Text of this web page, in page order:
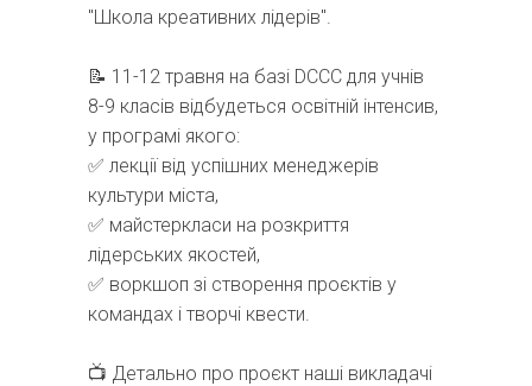
"Школа креативних лідерів".
📝 11-12 травня на базі DCCC для учнів
8-9 класів відбудеться освітній інтенсив,
у програмі якого:
✅ лекції від успішних менеджерів
культури міста,
✅ майстеркласи на розкриття
лідерських якостей,
✅ воркшоп зі створення проєктів у
командах і творчі квести.
📺 Детально про проєкт наші викладачі